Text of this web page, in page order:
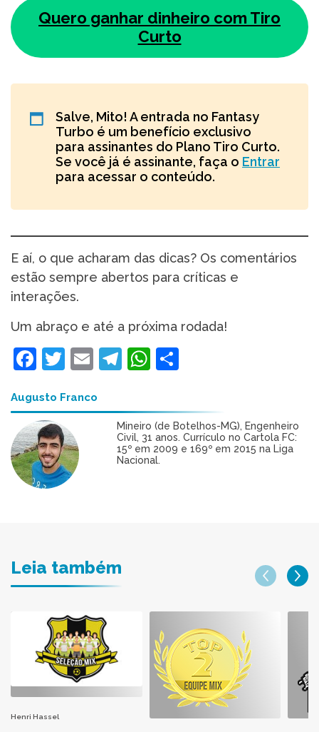
Quero ganhar dinheiro com Tiro
Curto
Salve, Mito! A entrada no Fantasy
Turbo é um benefício exclusivo
para assinantes do Plano Tiro Curto.
Se você já é assinante, faça o Entrar
para acessar o conteúdo.
E aí, o que acharam das dicas? Os comentários
estão sempre abertos para críticas e
interações.
Um abraço e até a próxima rodada!
Facebook
Twitter
EmailTelegram
WhatsApp
Augusto Franco
Mineiro (de Botelhos-MG), Engenheiro
Civil, 31 anos. Currículo no Cartola FC:
15º em 2009 e 169º em 2015 na Liga
Nacional.
Leia também
Henri Hassel